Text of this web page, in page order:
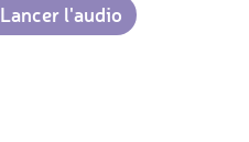
Lancer l'audio